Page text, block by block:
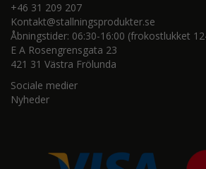
+46 31 209 207
Kontakt@stallningsprodukter.se
Åbningstider: 06:30-16:00 (frokostlukket
E A Rosengrensgata 23
421 31 Västra Frölunda
Sociale medier
Nyheder